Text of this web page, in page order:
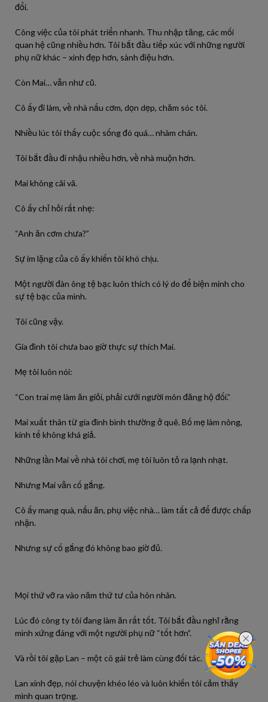
đổi.
Công việc của tôi phát triển nhanh. Thu nhập tăng, các mối
quan hệ cũng nhiều hơn. Tôi bắt đầu tiếp xúc với những người
phụ nữ khác – xinh đẹp hơn, sành điệu hơn.
Còn Mai… vẫn như cũ.
Cô ấy đi làm, về nhà nấu cơm, dọn dẹp, chăm sóc tôi.
Nhiều lúc tôi thấy cuộc sống đó quá… nhàm chán.
Tôi bắt đầu đi nhậu nhiều hơn, về nhà muộn hơn.
Mai không cãi vã.
Cô ấy chỉ hỏi rất nhẹ:
“Anh ăn cơm chưa?”
Sự im lặng của cô ấy khiến tôi khó chịu.
Một người đàn ông tệ bạc luôn thích có lý do để biện minh cho
sự tệ bạc của mình.
Tôi cũng vậy.
Gia đình tôi chưa bao giờ thực sự thích Mai.
Mẹ tôi luôn nói:
“Con trai mẹ làm ăn giỏi, phải cưới người môn đăng hộ đối.”
Mai xuất thân từ gia đình bình thường ở quê. Bố mẹ làm nông,
kinh tế không khá giả.
Những lần Mai về nhà tôi chơi, mẹ tôi luôn tỏ ra lạnh nhạt.
Nhưng Mai vẫn cố gắng.
Cô ấy mang quà, nấu ăn, phụ việc nhà… làm tất cả để được chấp
nhận.
Nhưng sự cố gắng đó không bao giờ đủ.
Mọi thứ vỡ ra vào năm thứ tư của hôn nhân.
Lúc đó công ty tôi đang làm ăn rất tốt. Tôi bắt đầu nghĩ rằng
mình xứng đáng với một người phụ nữ “tốt hơn”.
Và rồi tôi gặp Lan – một cô gái trẻ làm cùng đối tác.
Lan xinh đẹp, nói chuyện khéo léo và luôn khiến tôi cảm thấy
mình quan trọng.